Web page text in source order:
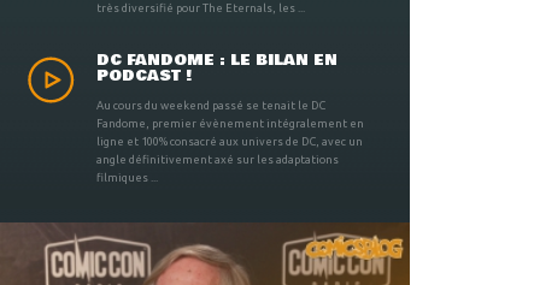
très diversifié pour The Eternals, les ...
DC FANDOME : LE BILAN EN
PODCAST !
Au cours du weekend passé se tenait le DC
Fandome, premier évènement intégralement en
ligne et 100% consacré aux univers de DC, avec un
angle définitivement axé sur les adaptations
filmiques ...